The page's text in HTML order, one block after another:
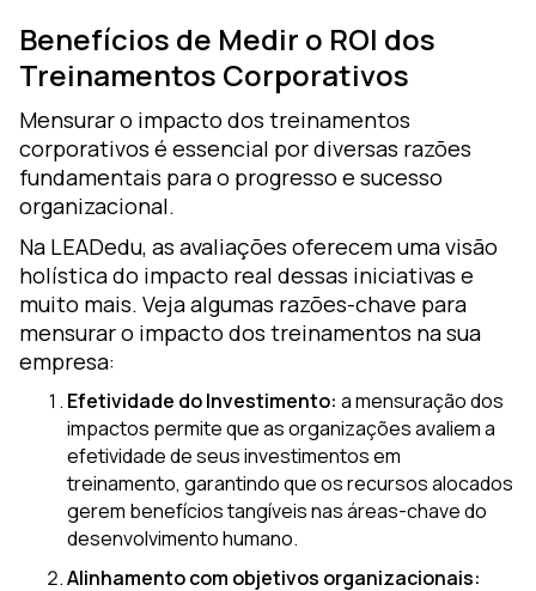
Benefícios de Medir o ROI dos
Treinamentos Corporativos
Mensurar o impacto dos treinamentos
corporativos é essencial por diversas razões
fundamentais para o progresso e sucesso
organizacional.
Na LEADedu, as avaliações oferecem uma visão
holística do impacto real dessas iniciativas e
muito mais. Veja algumas razões-chave para
mensurar o impacto dos treinamentos na sua
empresa:
Efetividade do Investimento: a mensuração dos
impactos permite que as organizações avaliem a
efetividade de seus investimentos em
treinamento, garantindo que os recursos alocados
gerem benefícios tangíveis nas áreas-chave do
desenvolvimento humano.
Alinhamento com objetivos organizacionais: